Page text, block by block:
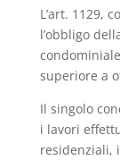
L’art. 1129,
l’obbligo
superiore a
Il singolo
i lavori
residenziali,